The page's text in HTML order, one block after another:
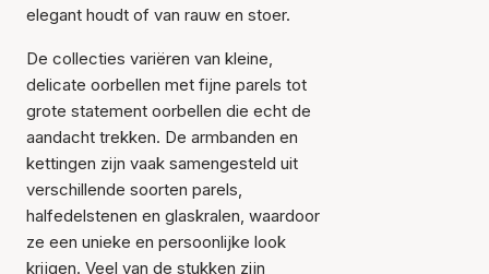
elegant houdt of van rauw en stoer.
De collecties variëren van kleine,
delicate oorbellen met fijne parels tot
grote statement oorbellen die echt de
aandacht trekken. De armbanden en
kettingen zijn vaak samengesteld uit
verschillende soorten parels,
halfedelstenen en glaskralen, waardoor
ze een unieke en persoonlijke look
krijgen. Veel van de stukken zijn